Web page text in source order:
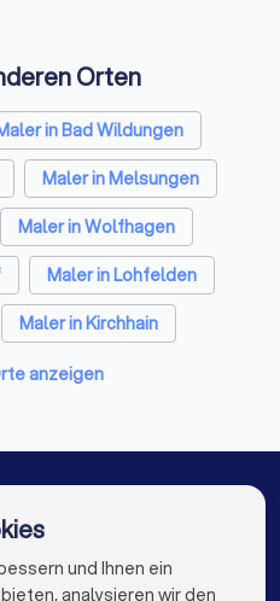
Borken (Hessen)
in Borken (Hessen)
(Hessen)
Borken (Hessen)
(Hessen)
(Hessen)
(Hessen)
Orten
in Bad Wildungen
Maler in Melsungen
Maler in Wolfhagen
Maler in Lohfelden
Maler in Kirchhain
Maler in Hamburg
Maler in Bremen
anzeigen
und Ihnen ein
analysieren wir den